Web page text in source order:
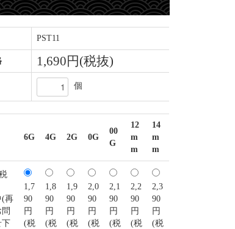
PST11
1,690円(税抜)
個
6G 4G 2G 0G
00
G
12
m
m
14
m
m
(再
下
1,7
90
円
(税
1,8
90
円
(税
1,9
90
円
(税
2,0
90
円
(税
2,1
90
円
(税
2,2
90
円
(税
2,3
90
円
(税